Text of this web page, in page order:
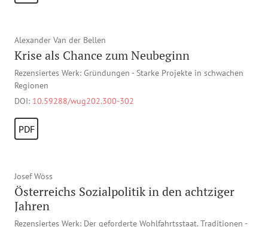
Alexander Van der Bellen
Krise als Chance zum Neubeginn
Rezensiertes Werk: Gründungen - Starke Projekte in schwachen
Regionen
DOI: 10.59288/wug202.300-302
PDF
Josef Wöss
Österreichs Sozialpolitik in den achtziger
Jahren
Rezensiertes Werk: Der geforderte Wohlfahrtsstaat. Traditionen -